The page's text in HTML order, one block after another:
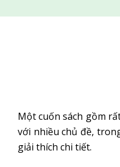
Một cuốn sách gồm
với nhiều chủ đề,
giải thích chi tiết.